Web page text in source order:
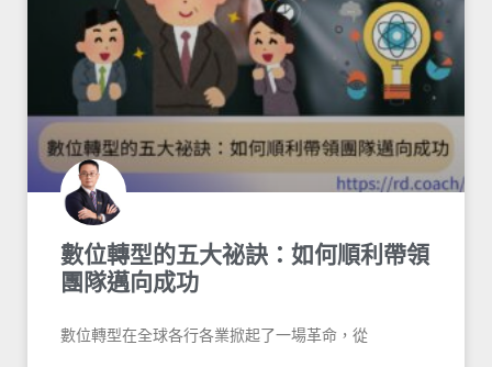
數位轉型的五大祕訣：如何順利帶領
團隊邁向成功
數位轉型在全球各行各業掀起了一場革命，從